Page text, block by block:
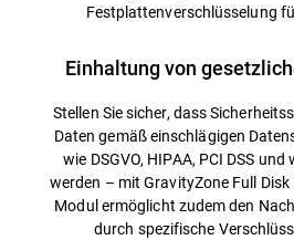
Festplattenverschlüsselung
Einhaltung von
Stellen Sie sicher, dass
Daten gemäß einschlägigen
wie DSGVO, HIPAA, PCI DSS
werden – mit GravityZone Full
Modul ermöglicht zudem den
durch spezifische